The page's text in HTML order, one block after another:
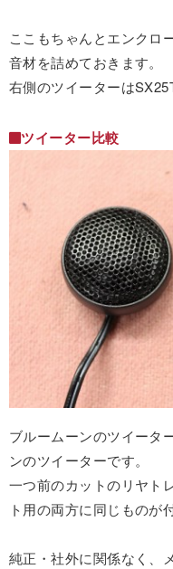
ここもちゃんとエンクロ
音材を詰めておきます。
右側のツイーターは
ツイーター比較
ブルームーンのツイータ
ンのツイーターです。
一つ前のカットのリヤト
ト用の両方に同じものが
純正・社外に関係なく、